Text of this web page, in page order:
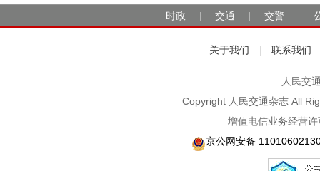
时政 交通 交警
关于我们 联系我们
人民交
Copyright 人民交通杂志 All
增值电信业务经营
京公网安备